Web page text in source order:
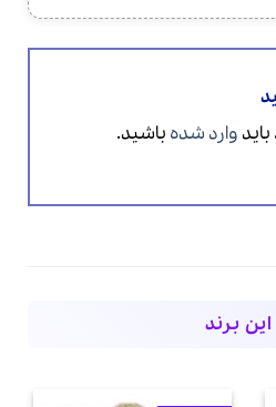
وارد شده باشید.
این برند